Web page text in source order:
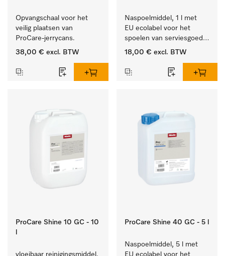
Opvangschaal voor het
veilig plaatsen van
ProCare-jerrycans.
38,00 € excl. BTW
Naspoelmiddel, 1 l met
EU ecolabel voor het
spoelen van serviesgoed,
bestek en glazen.
18,00 € excl. BTW
ProCare Shine 10 GC - 10
vloeibaar reinigingsmiddel,
ProCare Shine 40 GC - 5 l
Naspoelmiddel, 5 l met
EU ecolabel voor het